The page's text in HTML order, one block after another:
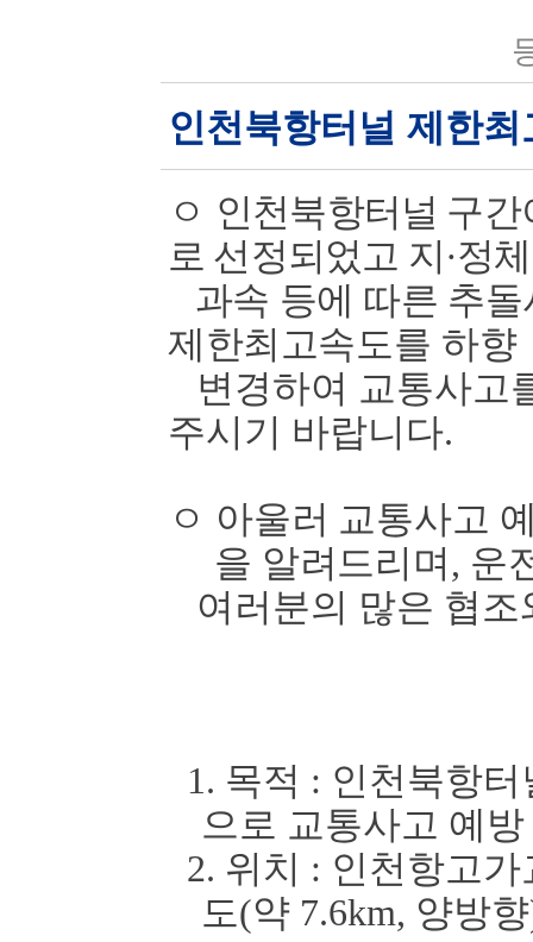
인천북항터널 제한
ㅇ 인천북항터널 구간
로 선정되었고 지 ·정체
과속 등에 따른 추
제한최고속도를 하향
변경하여 교통사고
주시기 바랍니다.
ㅇ 아울러 교통사고
을 알려드리며 , 운
여러분의 많은 협
1. 목적 : 인천북항
으로 교통사고 예방
2. 위치 : 인천항고
도(약 7.6km, 양방향